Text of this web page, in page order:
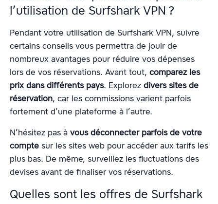
l’utilisation de Surfshark VPN ?
Pendant votre utilisation de Surfshark VPN, suivre
certains conseils vous permettra de jouir de
nombreux avantages pour réduire vos dépenses
lors de vos réservations. Avant tout, comparez les
prix dans différents pays. Explorez divers sites de
réservation, car les commissions varient parfois
fortement d’une plateforme à l’autre.
N’hésitez pas à vous déconnecter parfois de votre
compte sur les sites web pour accéder aux tarifs les
plus bas. De même, surveillez les fluctuations des
devises avant de finaliser vos réservations.
Quelles sont les offres de Surfshark